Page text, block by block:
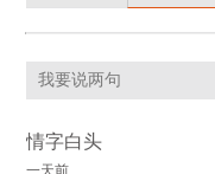
情字白头
一天前